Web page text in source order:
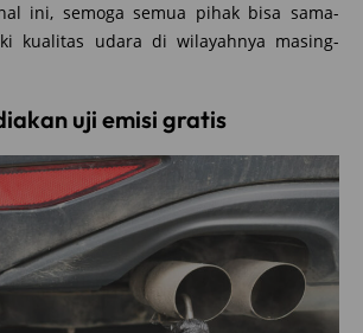
ini, semoga semua pihak bisa sama-
kualitas udara di wilayahnya masing-
uji emisi gratis